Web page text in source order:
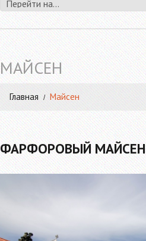
МАЙСЕН
Главная Майсен
ФАРФОРОВЫЙ МАЙСЕН